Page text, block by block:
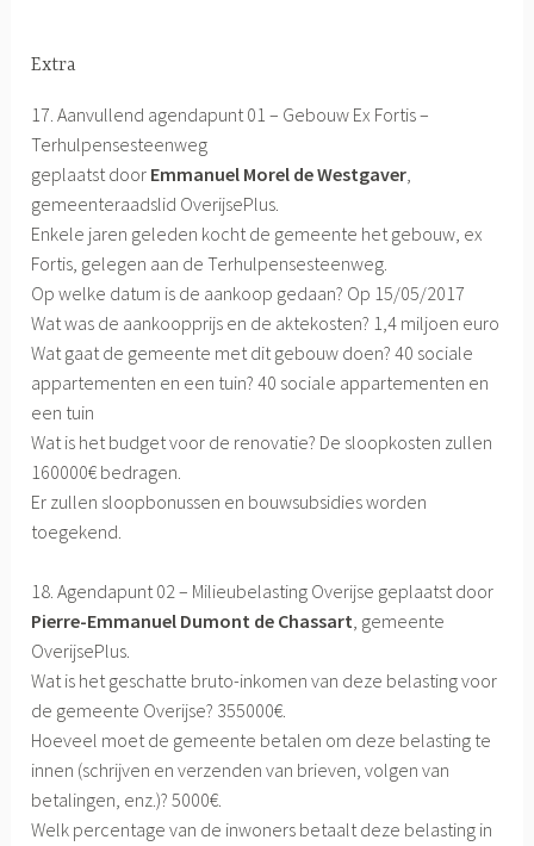
Extra
17. Aanvullend agendapunt 01 – Gebouw Ex Fortis –
Terhulpensesteenweg
geplaatst door Emmanuel Morel de Westgaver
gemeenteraadslid OverijsePlus.
Enkele jaren geleden kocht de gemeente het gebouw, ex
Fortis, gelegen aan de Terhulpensesteenweg.
Op welke datum is de aankoop gedaan? Op 15/05/2017
Wat was de aankoopprijs en de aktekosten? 1,4 miljoen euro
Wat gaat de gemeente met dit gebouw doen? 40 sociale
appartementen en een tuin? 40 sociale appartementen en
een tuin
Wat is het budget voor de renovatie? De sloopkosten zullen
160000€ bedragen.
Er zullen sloopbonussen en bouwsubsidies worden
toegekend.
18. Agendapunt 02 – Milieubelasting Overijse geplaatst door
Pierre-Emmanuel Dumont de Chassart, gemeente
OverijsePlus.
Wat is het geschatte bruto-inkomen van deze belasting voor
de gemeente Overijse? 355000€.
Hoeveel moet de gemeente betalen om deze belasting te
innen (schrijven en verzenden van brieven, volgen van
betalingen, enz.)? 5000€.
Welk percentage van de inwoners betaalt deze belasting in